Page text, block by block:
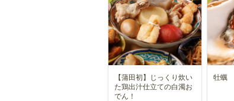
【蒲田初】じっくり炊い
た鶏出汁仕立ての白濁お
でん！
牡蠣